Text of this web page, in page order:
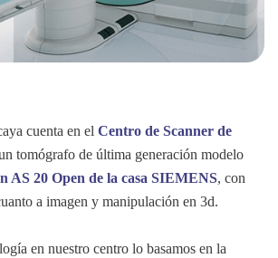
cuenta en el Centro de Scanner de
tomógrafo de última generación modelo
AS 20 Open de la casa SIEMENS, con
a imagen y manipulación en 3d.
en nuestro centro lo basamos en la